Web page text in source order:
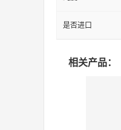
是否进口
相关产品：